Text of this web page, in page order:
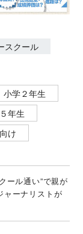
スクール
小学２年生
年生
け
ール通い”で親が
ャーナリストが